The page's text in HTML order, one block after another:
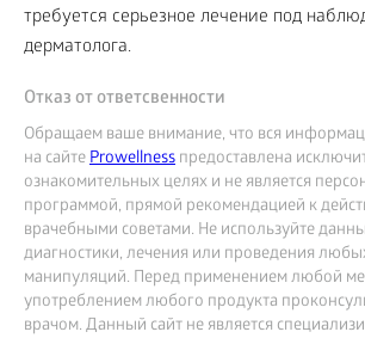
требуется серьезное лечение под
дерматолога.
Отказ от ответсвенности
Обращаем ваше внимание, что вся
на сайтеProwellness предоставлена
ознакомительных целях и не является
программой, прямой рекомендацией к
врачебными советами. Не используйте
диагностики, лечения или проведения
манипуляций. Перед применением любой
употреблением любого продукта
врачом. Данный сайт не является